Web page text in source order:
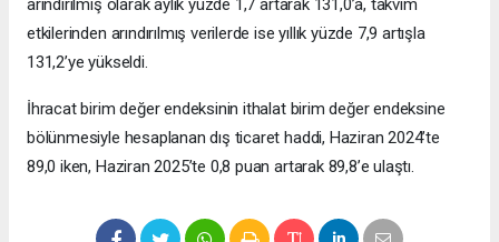
etkilerinden arındırılmış verilerde ise yıllık yüzde 7,9 artışla
131,2’ye yükseldi.
İhracat birim değer endeksinin ithalat birim değer endeksine
bölünmesiyle hesaplanan dış ticaret haddi, Haziran 2024’te
89,0 iken, Haziran 2025’te 0,8 puan artarak 89,8’e ulaştı.